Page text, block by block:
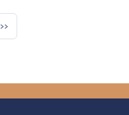
Następna strona
››